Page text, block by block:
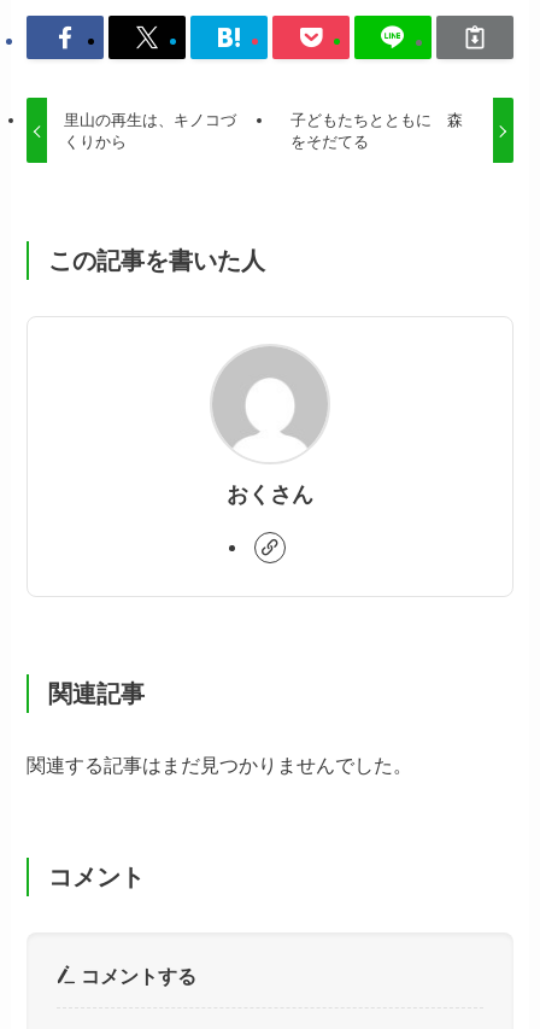
里山の再生は、キノコづ
くりから
子どもたちとともに 森
をそだてる
この記事を書いた人
おくさん
関連記事
関連する記事はまだ見つかりませんでした。
コメント
コメントする